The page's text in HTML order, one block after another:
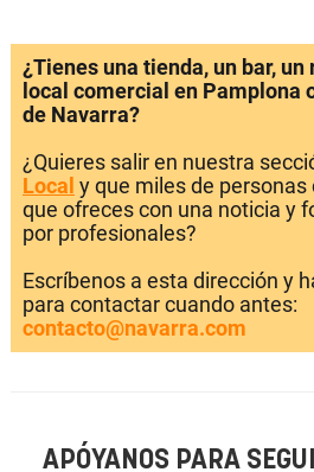
¿Tienes una tienda, un bar,
local comercial en Pamplona
de Navarra?
¿Quieres salir en nuestra
Local y que miles de
que ofreces con una noticia y
por profesionales?
Escríbenos a esta dirección y
para contactar cuando antes:
contacto@navarra.com
APÓYANOS PARA